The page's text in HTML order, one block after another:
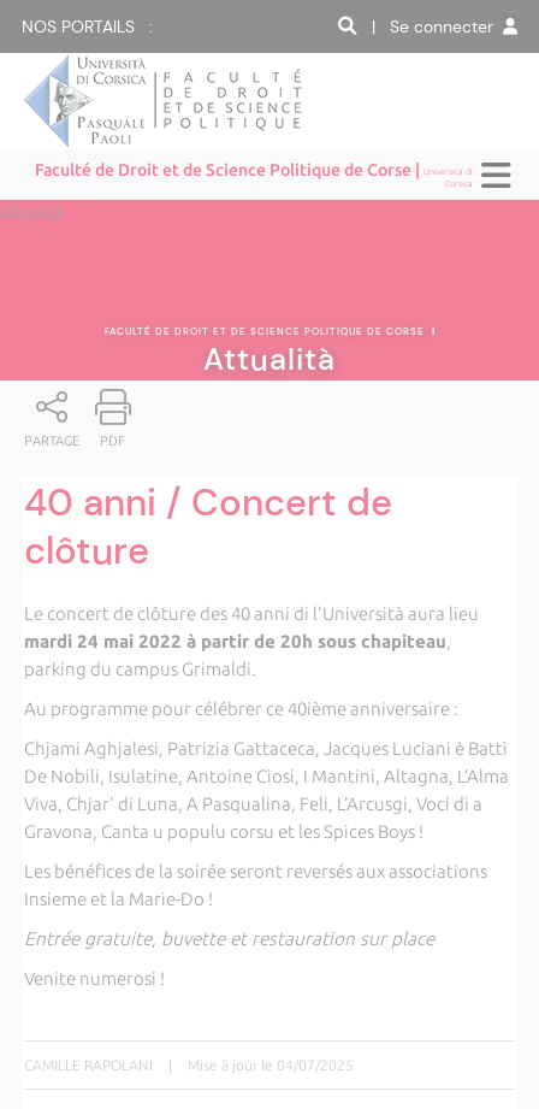
NOS PORTAILS : | Se connecter
Faculté de Droit et de Science Politique de Corse |Università di
Corsica
Attualità
FACULTÉ DE DROIT ET DE SCIENCE POLITIQUE DE CORSE |
Attualità
PARTAGE PDF
40 anni / Concert de
clôture
Le concert de clôture des 40 anni di l'Università aura lieu
mardi 24 mai 2022 à partir de 20h sous chapiteau,
parking du campus Grimaldi.
Au programme pour célébrer ce 40ième anniversaire :
Chjami Aghjalesi, Patrizia Gattaceca, Jacques Luciani è Battì
De Nobili, Isulatine, Antoine Ciosi, I Mantini, Altagna, L’Alma
Viva, Chjar' di Luna, A Pasqualina, Feli, L’Arcusgi, Voci di a
Gravona, Canta u populu corsu et les Spices Boys !
Les bénéfices de la soirée seront reversés aux associations
Insieme et la Marie-Do !
Entrée gratuite, buvette et restauration sur place
Venite numerosi !
CAMILLE RAPOLANI | Mise à jour le 04/07/2025